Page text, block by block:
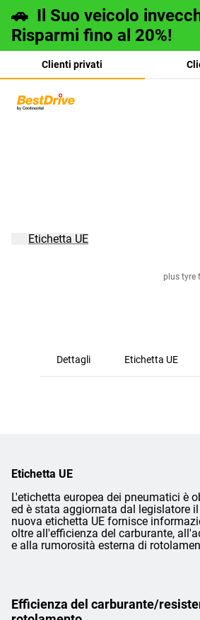
🚗 Il Suo veicolo
Risparmi fino al 20%!
Clienti privati
plus tyre
Etichetta UE
Dettagli Etichetta UE
Etichetta UE
L'etichetta europea dei pneumatici è
ed è stata aggiornata dal legislatore
nuova etichetta UE fornisce
oltre all'efficienza del carburante,
e alla rumorosità esterna di
Efficienza del carburante/